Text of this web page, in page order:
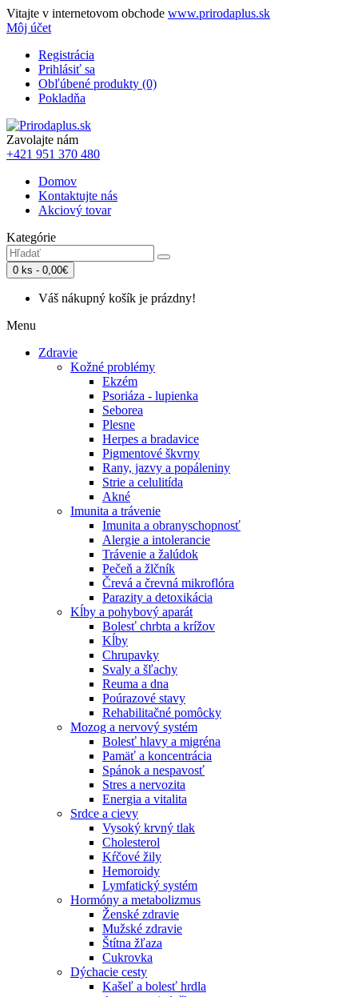
Vitajte v internetovom obchode www.prirodaplus.sk
Môj účet
Registrácia
Prihlásiť sa
Obľúbené produkty (0)
Pokladňa
Zavolajte nám
+421 951 370 480
Domov
Kontaktujte nás
Akciový tovar
Kategórie
0 ks - 0,00€
Váš nákupný košík je prázdny!
Menu
Zdravie
Kožné problémy
Ekzém
Psoriáza - lupienka
Seborea
Plesne
Herpes a bradavice
Pigmentové škvrny
Rany, jazvy a popáleniny
Strie a celulitída
Akné
Imunita a trávenie
Imunita a obranyschopnosť
Alergie a intolerancie
Trávenie a žalúdok
Pečeň a žlčník
Črevá a črevná mikroflóra
Parazity a detoxikácia
Kĺby a pohybový aparát
Bolesť chrbta a krížov
Kĺby
Chrupavky
Svaly a šľachy
Reuma a dna
Poúrazové stavy
Rehabilitačné pomôcky
Mozog a nervový systém
Bolesť hlavy a migréna
Pamäť a koncentrácia
Spánok a nespavosť
Stres a nervozita
Energia a vitalita
Srdce a cievy
Vysoký krvný tlak
Cholesterol
Kŕčové žily
Hemoroidy
Lymfatický systém
Hormóny a metabolizmus
Ženské zdravie
Mužské zdravie
Štítna žľaza
Cukrovka
Dýchacie cesty
Kašeľ a bolesť hrdla